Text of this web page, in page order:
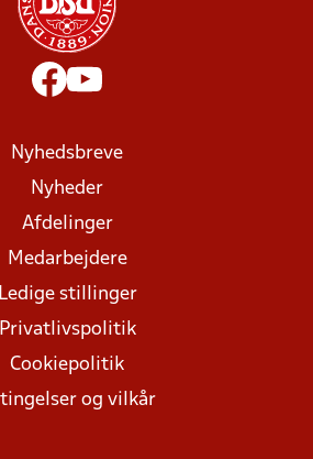
Nyhedsbreve
Nyheder
Afdelinger
Medarbejdere
Ledige stillinger
Privatlivspolitik
Cookiepolitik
og vilkår